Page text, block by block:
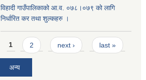
विहादी गाउँपालिकाको आ.व. ०७८।०७९ को लागि
निर्धारित कर तथा शुल्कहरु ।
Pages
1 2 next › last »
अन्य